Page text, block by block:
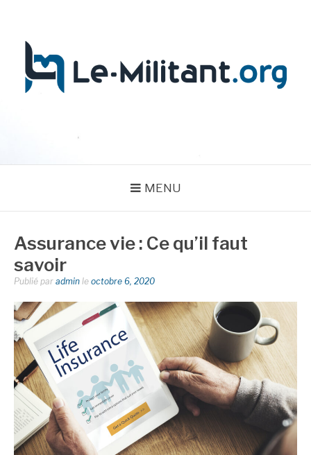
MENU
Assurance vie : Ce qu’il faut
savoir
Publié par admin le octobre 6, 2020